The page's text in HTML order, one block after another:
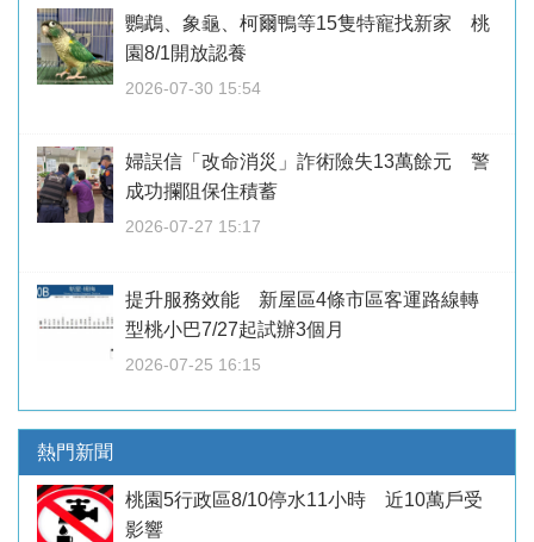
鸚鵡、象龜、柯爾鴨等15隻特寵找新家 桃
園8/1開放認養
2026-07-30 15:54
婦誤信「改命消災」詐術險失13萬餘元 警
成功攔阻保住積蓄
2026-07-27 15:17
提升服務效能 新屋區4條市區客運路線轉
型桃小巴7/27起試辦3個月
2026-07-25 16:15
熱門新聞
桃園5行政區8/10停水11小時 近10萬戶受
影響